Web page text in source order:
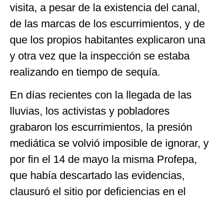
visita, a pesar de la existencia del canal,
de las marcas de los escurrimientos, y de
que los propios habitantes explicaron una
y otra vez que la inspección se estaba
realizando en tiempo de sequía.
En días recientes con la llegada de las
lluvias, los activistas y pobladores
grabaron los escurrimientos, la presión
mediática se volvió imposible de ignorar, y
por fin el 14 de mayo la misma Profepa,
que había descartado las evidencias,
clausuró el sitio por deficiencias en el